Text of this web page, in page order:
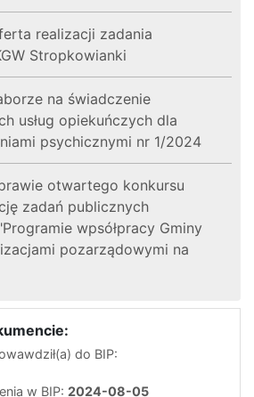
realizacji zadania
Stropkowianki
na świadczenie
usług opiekuńczych dla
psychicznymi nr 1/2024
otwartego konkursu
zadań publicznych
wpsółpracy Gminy
pozarządowymi na
do BIP:
w BIP: 2024-08-05